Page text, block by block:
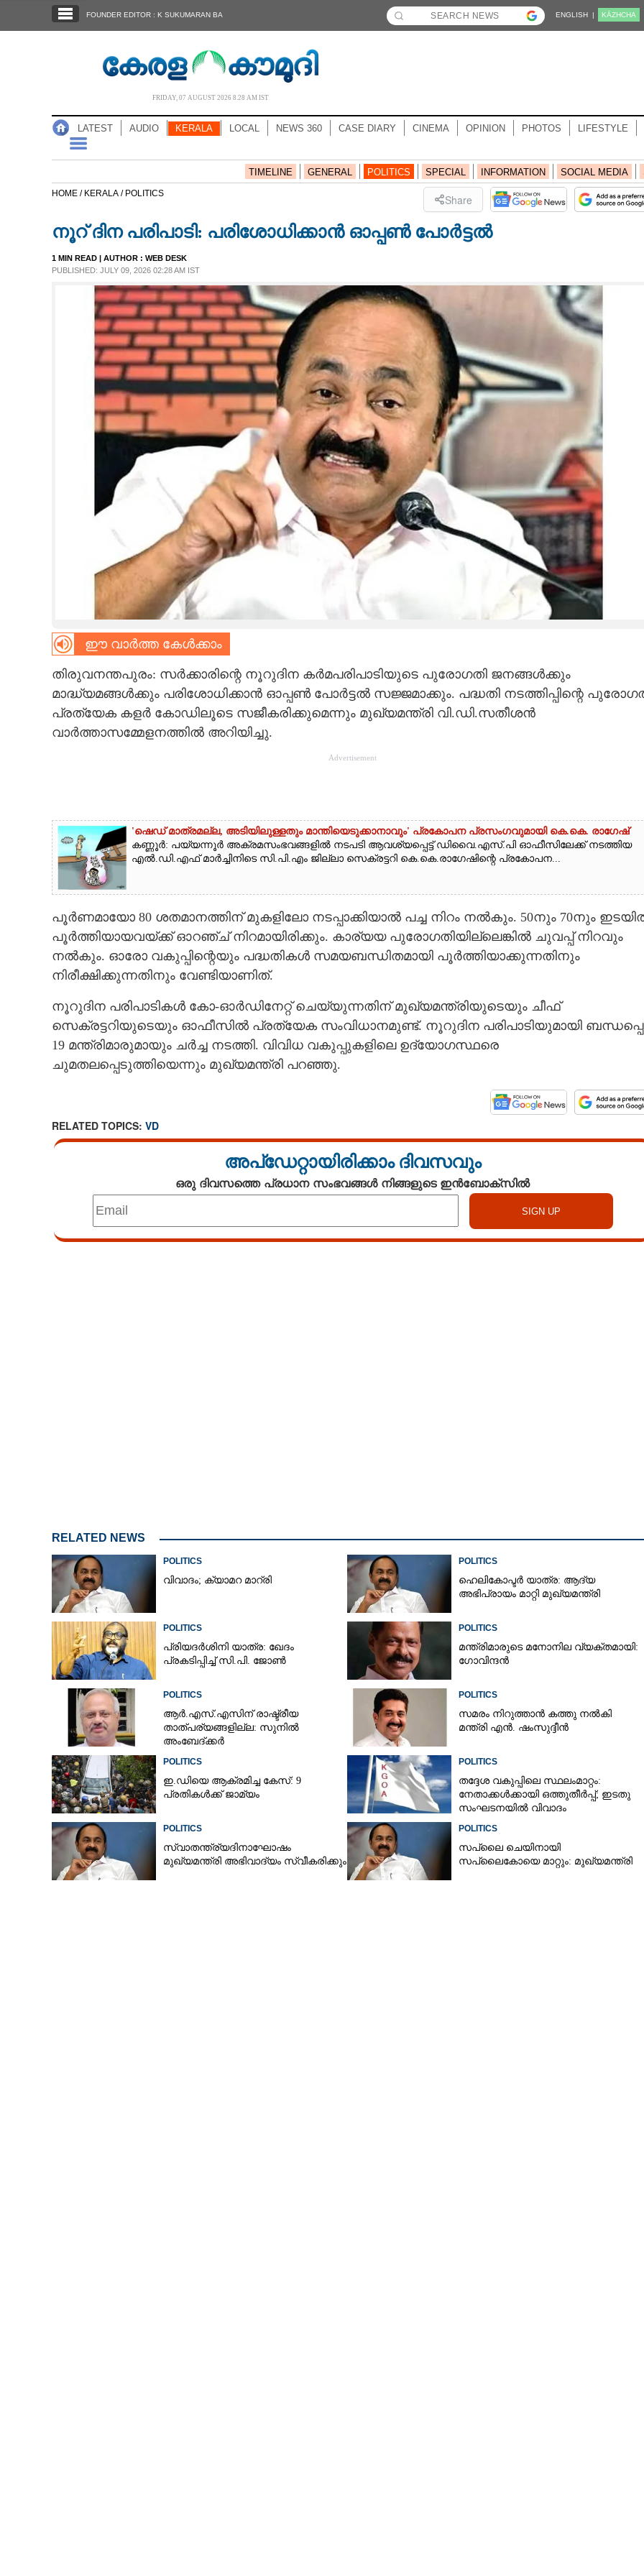
NOTIFIED NEWS
CARTOONS
LITERATURE
FOUNDER EDITOR : K SUKUMARAN BA ENGLISH | KĀZHCHA
FRIDAY, 07 AUGUST 2026 8.28 AM IST
LATEST AUDIO KERALA LOCAL NEWS 360 CASE DIARY CINEMA OPINION PHOTOS LIFESTYLE
TIMELINE GENERAL POLITICS SPECIAL INFORMATION SOCIAL MEDIA
HOME / KERALA / POLITICS Share
നൂറ് ദിന പരിപാടി: പരിശോധിക്കാൻ ഓപ്പൺ പോർട്ടൽ
1 MIN READ | AUTHOR : WEB DESK
PUBLISHED: JULY 09, 2026 02:28 AM IST
ഈ വാർത്ത കേൾക്കാം
തിരുവനന്തപുരം: സർക്കാരിന്റെ നൂറുദിന കർമപരിപാടിയുടെ പുരോഗതി ജനങ്ങൾക്കും
മാദ്ധ്യമങ്ങൾക്കും പരിശോധിക്കാൻ ഓപ്പൺ പോർട്ടൽ സജ്ജമാക്കും. പദ്ധതി നടത്തിപ്പിന്റെ
പ്രത്യേക കളർ കോഡിലൂടെ സജീകരിക്കുമെന്നും മുഖ്യമന്ത്രി വി.ഡി.സതീശൻ
വാർത്താസമ്മേളനത്തിൽ അറിയിച്ചു.
Advertisement
'ഷെഡ് മാത്രമല്ല, അടിയിലുള്ളതും മാന്തിയെടുക്കാനാവും' പ്രകോപന പ്രസംഗവുമായി കെ.കെ. രാഗേഷ്
കണ്ണൂർ: പയ്യന്നൂർ അക്രമസംഭവങ്ങളിൽ നടപടി ആവശ്യപ്പെട്ട് ഡിവൈ.എസ്.പി ഓഫീസിലേക്ക് നടത്തിയ
എൽ.ഡി.എഫ് മാർച്ചിനിടെ സി.പി.എം ജില്ലാ സെക്രട്ടറി കെ.കെ.രാഗേഷിന്റെ പ്രകോപന...
പൂർണമായോ 80 ശതമാനത്തിന് മുകളിലോ നടപ്പാക്കിയാൽ പച്ച നിറം നൽകും. 50നും 70നും
പൂർത്തിയായവയ്‌ക്ക് ഓറഞ്ച് നിറമായിരിക്കും. കാര്യയ പുരോഗതിയില്ലെങ്കിൽ ചുവപ്പ് നിറവും
നൽകും. ഓരോ വകുപ്പിന്റെയും പദ്ധതികൾ സമയബന്ധിതമായി പൂർത്തിയാക്കുന്നതിനും
നിരീക്ഷിക്കുന്നതിനും വേണ്ടിയാണിത്.
നൂറുദിന പരിപാടികൾ കോ-ഓർഡിനേറ്റ് ചെയ്യുന്നതിന് മുഖ്യമന്ത്രിയുടെയും ചീഫ്
സെക്രട്ടറിയുടെയും ഓഫീസിൽ പ്രത്യേക സംവിധാനമുണ്ട്. നൂറുദിന പരിപാടിയുമായി
19 മന്ത്രിമാരുമായും ചർച്ച നടത്തി. വിവിധ വകുപ്പുകളിലെ ഉദ്യോഗസ്ഥരെ
ചുമതലപ്പെടുത്തിയെന്നും മുഖ്യമന്ത്രി പറഞ്ഞു.
RELATED TOPICS: VD
അപ്ഡേറ്റായിരിക്കാം ദിവസവും
ഒരു ദിവസത്തെ പ്രധാന സംഭവങ്ങൾ നിങ്ങളുടെ ഇൻബോക്സിൽ
RELATED NEWS
POLITICS
വിവാദം; ക്യാമറ മാറ്രി
POLITICS
ഹെലികോപ്ടർ യാത്ര: ആദ്യ
അഭിപ്രായം മാറ്റി മുഖ്യമന്ത്രി
POLITICS
പ്രിയദർശിനി യാത്ര: ഖേദം
പ്രകടിപ്പിച്ച് സി.പി. ജോൺ
POLITICS
മന്ത്രിമാരുടെ മനോനില വ്യക്തമായി:
ഗോവിന്ദൻ
POLITICS
ആർ.എസ്.എസിന് രാഷ്ട്രീയ
താത്പര്യങ്ങളില്ല: സുനിൽ
അംബേദ്ക്കർ
POLITICS
സമരം നിറുത്താൻ കത്തു നൽകി
മന്ത്രി എൻ. ഷംസുദ്ദീൻ
POLITICS
ഇ.ഡിയെ ആക്രമിച്ച കേസ്: 9
പ്രതികൾക്ക് ജാമ്യം
POLITICS
തദ്ദേശ വകുപ്പിലെ സ്ഥലംമാറ്റം:
നേതാക്കൾക്കായി ഒത്തുതീർപ്പ്; ഇടതു
സംഘടനയിൽ വിവാദം
POLITICS
സ്വാതന്ത്ര്യദിനാഘോഷം
മുഖ്യമന്ത്രി അഭിവാദ്യം സ്വീകരിക്കും
POLITICS
സപ്ലൈ ചെയിനായി
സപ്ലൈകോയെ മാറ്റും: മുഖ്യമന്ത്രി
നൂറ് ദിന പരിപാടി: പരിശോധിക്കാൻ